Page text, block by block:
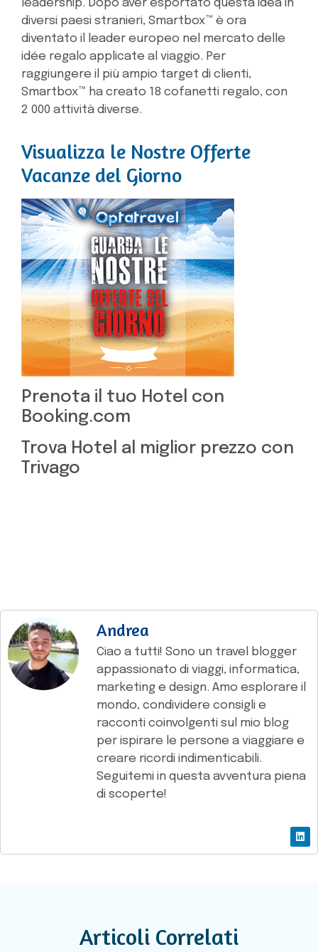
leadership. Dopo aver esportato questa idea in
diversi paesi stranieri, Smartbox™ è ora
diventato il leader europeo nel mercato delle
idée regalo applicate al viaggio. Per
raggiungere il più ampio target di clienti,
Smartbox™ ha creato 18 cofanetti regalo, con
2 000 attività diverse.
Visualizza le Nostre Offerte
Vacanze del Giorno
Prenota il tuo Hotel con
Booking.com
Trova Hotel al miglior prezzo con
Trivago
Andrea
Ciao a tutti! Sono un travel blogger
appassionato di viaggi, informatica,
marketing e design. Amo esplorare il
mondo, condividere consigli e
racconti coinvolgenti sul mio blog
per ispirare le persone a viaggiare e
creare ricordi indimenticabili.
Seguitemi in questa avventura piena
di scoperte!
Articoli Correlati